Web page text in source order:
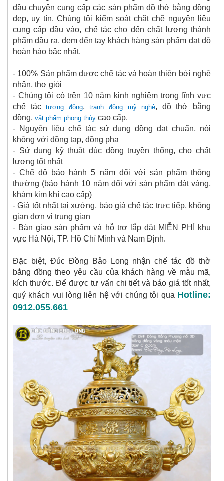
đầu chuyên cung cấp các sản phẩm đồ thờ bằng đồng
đẹp, uy tín. Chúng tôi kiểm soát chặt chẽ nguyên liệu
cung cấp đầu vào, chế tác cho đến chất lượng thành
phẩm đầu ra, đem đến tay khách hàng sản phẩm đạt độ
hoàn hảo bậc nhất.
- 100% Sản phẩm được chế tác và hoàn thiện bởi nghệ
nhân, thợ giỏi
- Chúng tôi có trên 10 năm kinh nghiệm trong lĩnh vực
chế táctượng đồng,tranh đồng mỹ nghệ, đồ thờ bằng
đồng, vật phẩm phong thủy cao cấp.
- Nguyên liệu chế tác sử dụng đồng đạt chuẩn, nói
không với đồng tạp, đồng pha
- Sử dụng kỹ thuật đúc đồng truyền thống, cho chất
lượng tốt nhất
- Chế độ bảo hành 5 năm đối với sản phẩm thông
thường (bảo hành 10 năm đối với sản phẩm dát vàng,
khảm kim khí cao cấp)
- Giá tốt nhất tại xưởng, báo giá chế tác trực tiếp, không
gian đơn vị trung gian
- Bàn giao sản phẩm và hỗ trợ lắp đặt MIỄN PHÍ khu
vực Hà Nội, TP. Hồ Chí Minh và Nam Định.
Đặc biệt, Đúc Đồng Bảo Long nhận chế tác đồ thờ
bằng đồng theo yêu cầu của khách hàng về mẫu mã,
kích thước. Để được tư vấn chi tiết và báo giá tốt nhất,
quý khách vui lòng liên hệ với chúng tôi qua Hotline:
0912.055.661